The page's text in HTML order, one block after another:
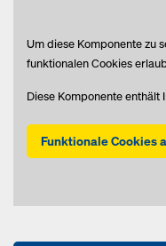
Um diese Komponente zu
funktionalen Cookies
Diese Komponente enthält
Funktionale Cookies